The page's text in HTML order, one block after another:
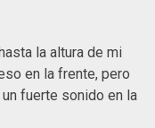
la altura de mi
en la frente, pero
fuerte sonido en la